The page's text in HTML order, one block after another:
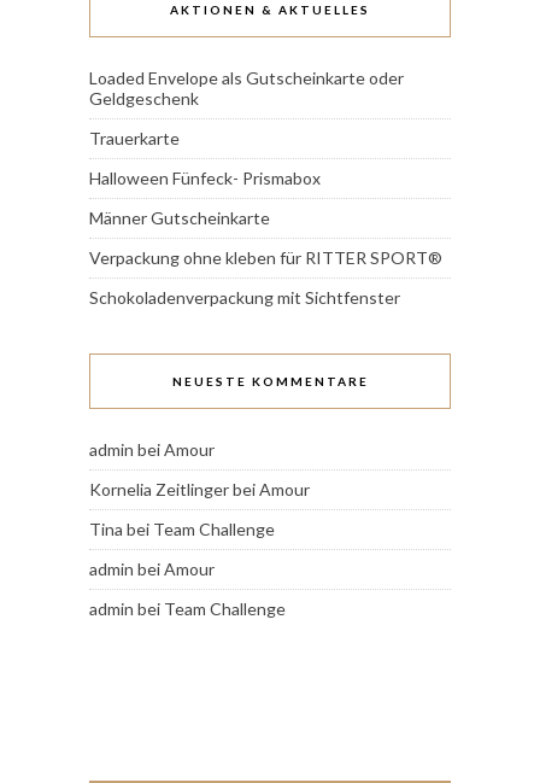
AKTIONEN & AKTUELLES
Loaded Envelope als Gutscheinkarte oder
Geldgeschenk
Trauerkarte
Halloween Fünfeck- Prismabox
Männer Gutscheinkarte
Verpackung ohne kleben für RITTER SPORT®
Schokoladenverpackung mit Sichtfenster
NEUESTE KOMMENTARE
admin beiAmour
Kornelia ZeitlingerbeiAmour
Tina bei Team Challenge
admin beiAmour
admin bei Team Challenge